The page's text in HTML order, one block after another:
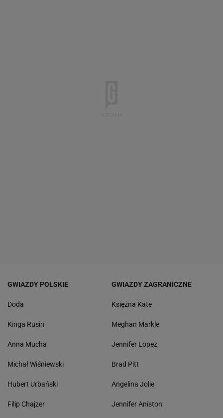
GWIAZDY POLSKIE
Doda
Kinga Rusin
Anna Mucha
Michał Wiśniewski
Hubert Urbański
Filip Chajzer
GWIAZDY ZAGRANICZNE
Księżna Kate
Meghan Markle
Jennifer Lopez
Brad Pitt
Angelina Jolie
Jennifer Aniston